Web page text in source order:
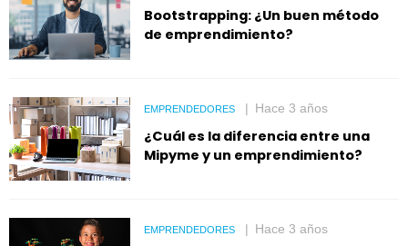
Bootstrapping: ¿Un buen método
de emprendimiento?
EMPRENDEDORES Hace 3 años
¿Cuál es la diferencia entre una
Mipyme y un emprendimiento?
EMPRENDEDORES Hace 3 años